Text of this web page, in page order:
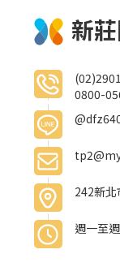
新
0800-
242新
週一至